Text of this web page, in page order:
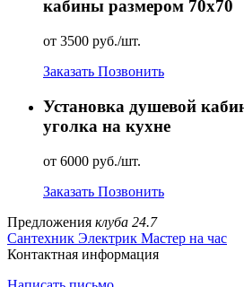
кабины размером 70х70
от 3500 руб./шт.
Заказать Позвонить
Установка душевой
уголка на кухне
от 6000 руб./шт.
Заказать Позвонить
Предложения клуба 24.7
Сантехник Электрик Мастер на час
Контактная информация